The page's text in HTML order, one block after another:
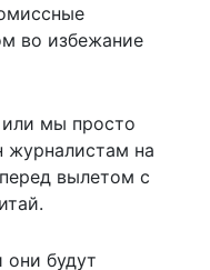
во избежание
или мы просто
журналистам на
вылетом с
будут